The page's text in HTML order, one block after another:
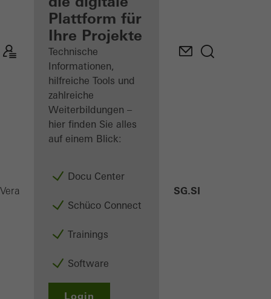
Mein
Arbeitsplatz
kennenlernen
Plattform für
Ihre Projekte
Technische
Informationen,
hilfreiche Tools und
zahlreiche
Weiterbildungen –
hier finden Sie alles
auf einem Blick:
Docu Center
Schüco Connect
Trainings
Software
Login
Verarbeiter FWS 60 SG.SI